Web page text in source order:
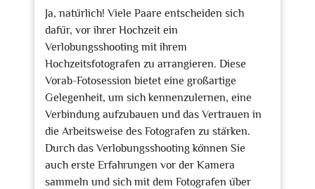
Ja, natürlich! Viele Paare entscheiden sich
dafür, vor ihrer Hochzeit ein
Verlobungsshooting mit ihrem
Hochzeitsfotografen zu arrangieren. Diese
Vorab-Fotosession bietet eine großartige
Gelegenheit, um sich kennenzulernen, eine
Verbindung aufzubauen und das Vertrauen in
die Arbeitsweise des Fotografen zu stärken.
Durch das Verlobungsshooting können Sie
auch erste Erfahrungen vor der Kamera
sammeln und sich mit dem Fotografen über